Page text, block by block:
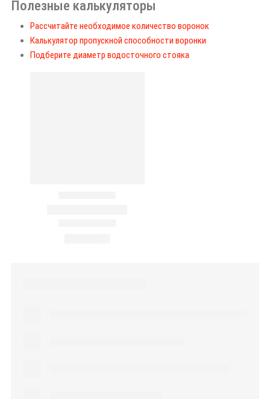
Полезные калькуляторы
Рассчитайте необходимое количество воронок
Калькулятор пропускной способности воронки
Подберите диаметр водосточного стояка